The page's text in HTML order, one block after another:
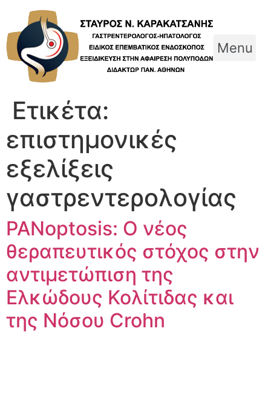
content
Menu
Ετικέτα:
επιστημονικές
εξελίξεις
γαστρεντερολογίας
PANoptosis: Ο νέος
θεραπευτικός στόχος στην
αντιμετώπιση της
Ελκώδους Κολίτιδας και
της Νόσου Crohn